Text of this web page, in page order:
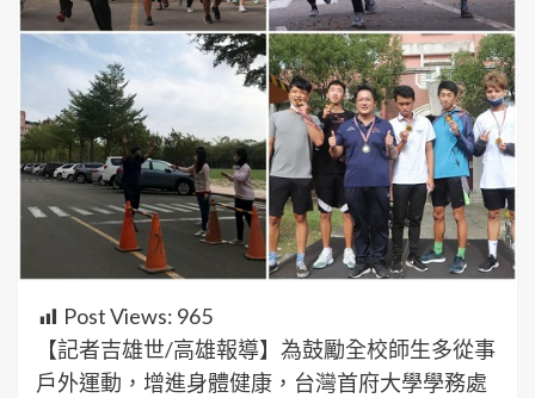
Post Views: 965
【記者吉雄世/高雄報導】為鼓勵全校師生多從事
戶外運動，增進身體健康，台灣首府大學學務處